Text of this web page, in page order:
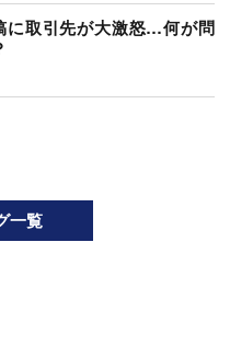
に取引先が大激怒…何が問
一覧